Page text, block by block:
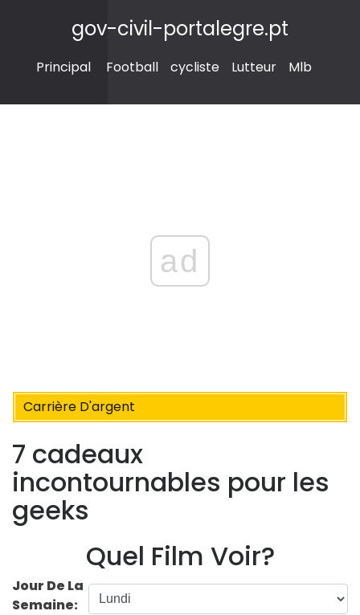
gov-civil-portalegre.pt
Principal Football cycliste Lutteur Mlb
ad
Carrière D'argent
7 cadeaux
incontournables pour les
geeks
Quel Film Voir?
Jour De La
Semaine: